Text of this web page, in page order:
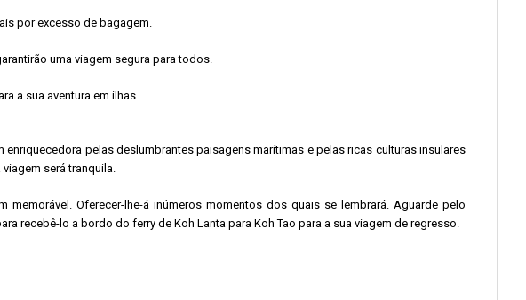
por excesso de bagagem.
uma viagem segura para todos.
a sua aventura em ilhas.
pelas deslumbrantes paisagens marítimas e pelas ricas culturas insulares
será tranquila.
Oferecer-lhe-á inúmeros momentos dos quais se lembrará. Aguarde pelo
recebê-lo a bordo do ferry de Koh Lanta para Koh Tao para a sua viagem de regresso.